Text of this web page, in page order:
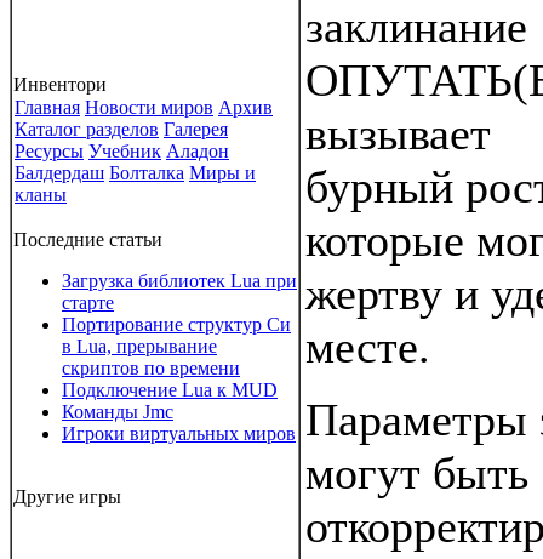
Инвентори
Главная Новости миров Архив
Каталог разделов Галерея
Ресурсы Учебник Аладон
Балдердаш Болталка Миры и
кланы
Последние статьи
Загрузка библиотек Lua при
старте
Портирование структур Си
в Lua, прерывание
скриптов по времени
Подключение Lua к MUD
Команды Jmc
Игроки виртуальных миров
Другие игры
заклинание
вызывает
бурный
которые
жертву и
месте.
Параметры
могут быть